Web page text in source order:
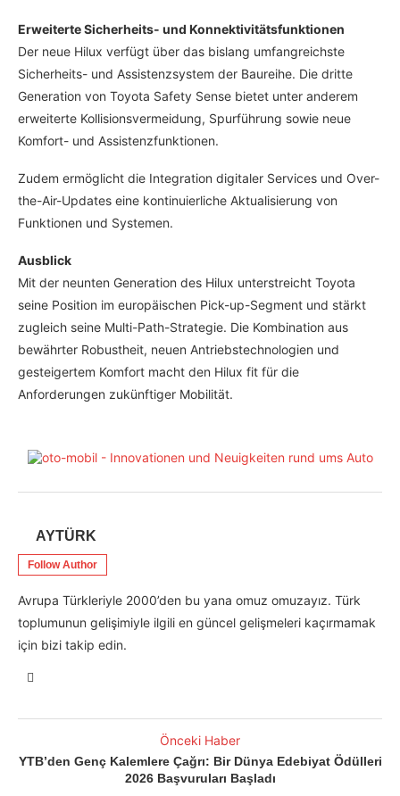
Erweiterte Sicherheits- und Konnektivitätsfunktionen
Der neue Hilux verfügt über das bislang umfangreichste
Sicherheits- und Assistenzsystem der Baureihe. Die dritte
Generation von Toyota Safety Sense bietet unter anderem
erweiterte Kollisionsvermeidung, Spurführung sowie neue
Komfort- und Assistenzfunktionen.
Zudem ermöglicht die Integration digitaler Services und Over-
the-Air-Updates eine kontinuierliche Aktualisierung von
Funktionen und Systemen.
Ausblick
Mit der neunten Generation des Hilux unterstreicht Toyota
seine Position im europäischen Pick-up-Segment und stärkt
zugleich seine Multi-Path-Strategie. Die Kombination aus
bewährter Robustheit, neuen Antriebstechnologien und
gesteigertem Komfort macht den Hilux fit für die
Anforderungen zukünftiger Mobilität.
AYTÜRK
Follow Author
Avrupa Türkleriyle 2000’den bu yana omuz omuzayız. Türk
toplumunun gelişimiyle ilgili en güncel gelişmeleri kaçırmamak
için bizi takip edin.
Önceki Haber
YTB’den Genç Kalemlere Çağrı: Bir Dünya Edebiyat Ödülleri
2026 Başvuruları Başladı